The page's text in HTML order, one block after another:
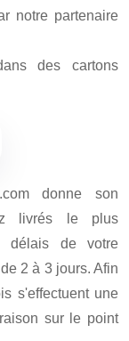
notre partenaire
des cartons
donne son
livrés le plus
délais de votre
2 à 3 jours. Afin
s'effectuent une
sur le point